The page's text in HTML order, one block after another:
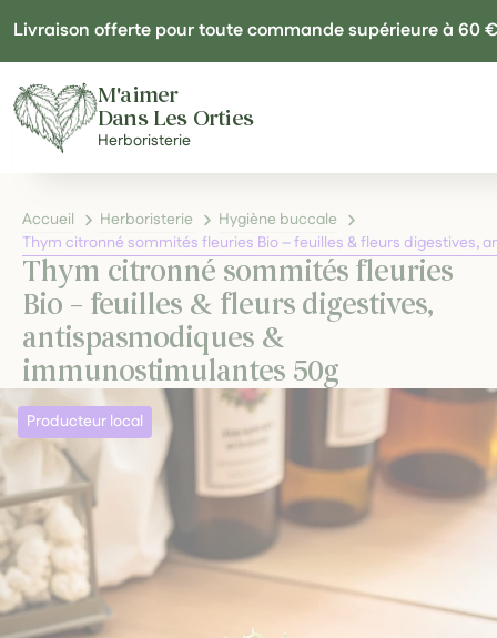
Livraison offerte pour toute commande supérieure à 60 €
M'aimer
Dans Les Orties
Herboristerie
Accueil Herboristerie
Hygiène buccale
Thym citronné sommités fleuries Bio – feuilles & fleurs digestives,
Thym citronné sommités fleuries
Bio – feuilles & fleurs digestives,
antispasmodiques &
immunostimulantes 50g